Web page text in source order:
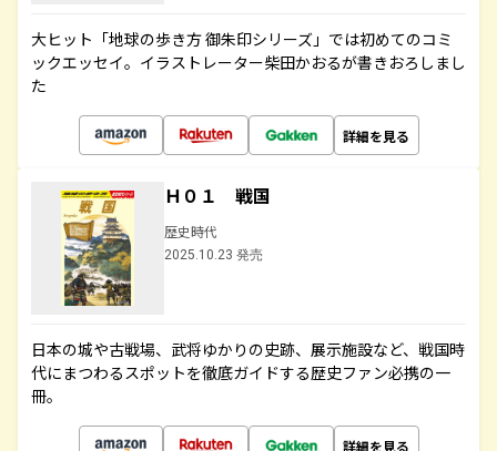
大ヒット「地球の歩き方 御朱印シリーズ」では初めてのコミ
ックエッセイ。イラストレーター柴田かおるが書きおろしまし
た
詳細を見る
Ｈ０１ 戦国
歴史時代
2025.10.23 発売
日本の城や古戦場、武将ゆかりの史跡、展示施設など、戦国時
代にまつわるスポットを徹底ガイドする歴史ファン必携の一
冊。
詳細を見る